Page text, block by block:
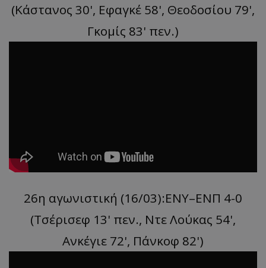
(Κάστανος 30', Εφαγκέ 58', Θεοδοσίου 79',
Γκομίς 83' πεν.)
26η αγωνιστική (16/03):ΕΝΥ–ΕΝΠ 4-0
(Τσέρισεφ 13' πεν., Ντε Λούκας 54',
Ανκέγιε 72', Πάνκοφ 82')